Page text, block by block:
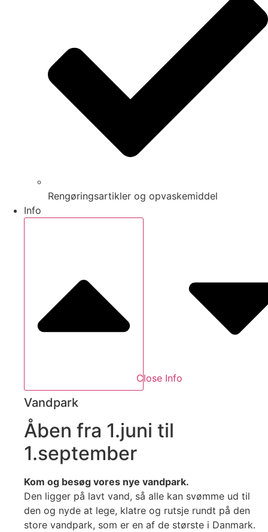
Rengøringsartikler og opvaskemiddel
Info
Close Info
Vandpark
Åben fra 1.juni til
1.september
Kom og besøg vores nye vandpark.
Den ligger på lavt vand, så alle kan svømme ud til
den og nyde at lege, klatre og rutsje rundt på den
store vandpark, som er en af de største i Danmark.